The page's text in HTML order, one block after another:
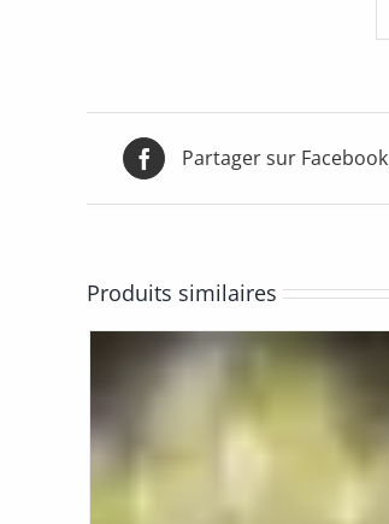
Partager sur Facebook
Produits similaires